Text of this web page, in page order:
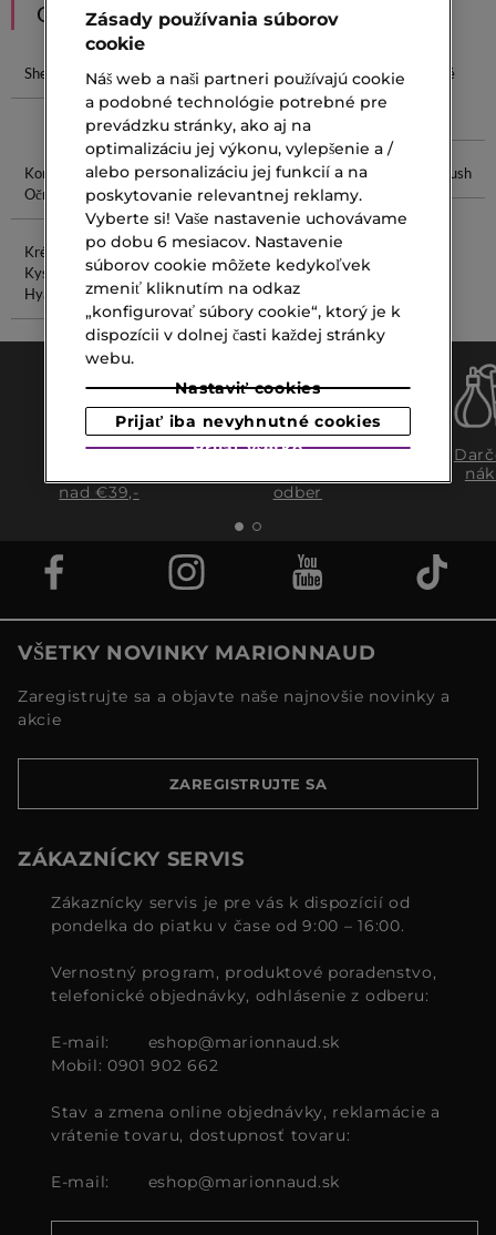
ODPORÚČANIA
Shea Maslo
Krém S
Bambuckým
Maslom
Maslá Do
Vlasov
Hydratačné
Korektor Na
Očné Kruhy
Serum Proti
Vráskam
Make Up
Balm
Guerlain Blush
Krém S
Kyselinou
Hyalurónovou
Starostlivosť
O Pleť Po 30
Doprava
nad €39,-
Expresný
odber
VŠETKY NOVINKY MARIONNAUD
Zaregistrujte sa a objavte naše najnovšie novinky a
akcie
ZAREGISTRUJTE SA
ZÁKAZNÍCKY SERVIS
Zákaznícky servis je pre vás k dispozícií od
pondelka do piatku v čase od 9:00 – 16:00.
Vernostný program, produktové poradenstvo,
telefonické objednávky, odhlásenie z odberu:
E-mail:
eshop@marionnaud.sk
Mobil: 0901 902 662
Stav a zmena online objednávky, reklamácie a
vrátenie tovaru, dostupnosť tovaru:
E-mail: eshop@marionnaud.sk
Zásady používania súborov
cookie
Náš web a naši partneri používajú cookie
a podobné technológie potrebné pre
prevádzku stránky, ako aj na
optimalizáciu jej výkonu, vylepšenie a /
alebo personalizáciu jej funkcií a na
poskytovanie relevantnej reklamy.
Vyberte si! Vaše nastavenie uchovávame
po dobu 6 mesiacov. Nastavenie
súborov cookie môžete kedykoľvek
zmeniť kliknutím na odkaz
„konfigurovať súbory cookie“, ktorý je k
dispozícii v dolnej časti každej stránky
webu.
Nastaviť cookies
Prijať iba nevyhnutné cookies
Prijať všetko